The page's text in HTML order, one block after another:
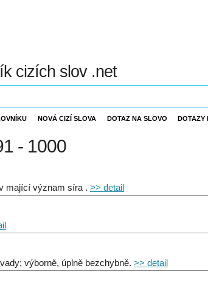
cizích slov .net
NOVÁ CIZÍ SLOVA DOTAZ NA SLOVO DOTAZY
- 1000
mající význam síra . >> detail
výborně, úplně bezchybně. >> detail